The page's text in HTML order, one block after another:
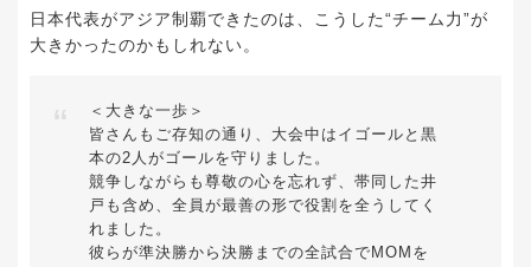
日本代表がアジア制覇できたのは、こうした“チーム力”が
大きかったのかもしれない。
＜大きな一歩＞
皆さんもご存知の通り、大会中はイゴールと黒
本の2人がゴールを守りました。
競争しながらも尊敬の心を忘れず、帯同した井
戸も含め、全員が最善の形で役割を全うしてく
れました。
彼らが準決勝から決勝までの全試合でMOMを